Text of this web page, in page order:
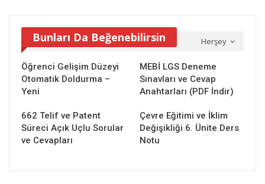
Herşey
Bunları Da Beğenebilirsin
Öğrenci Gelişim Düzeyi
Otomatik Doldurma –
Yeni
MEBİ LGS Deneme
Sınavları ve Cevap
Anahtarları (PDF İndir)
662 Telif ve Patent
Süreci Açık Uçlu Sorular
ve Cevapları
Çevre Eğitimi ve İklim
Değişikliği 6. Ünite Ders
Notu